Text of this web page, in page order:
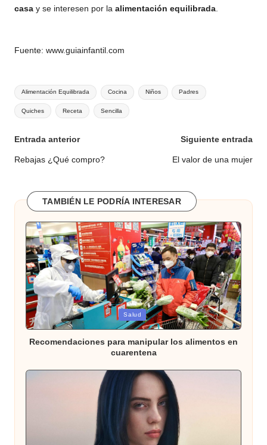
casa y se interesen por la alimentación equilibrada
Fuente: www.guiainfantil.com
Etiquetas:
Alimentación Equilibrada Cocina Niños Padres
Quiches Receta Sencilla
Navegación
de
Entrada anterior
Rebajas ¿Qué compro?
Siguiente entrada
El valor de una mujer
TAMBIÉN LE PODRÍA INTERESAR
Publicada
en
Salud
Recomendaciones para manipular los alimentos en
cuarentena